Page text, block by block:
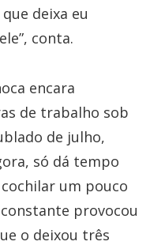
deixa eu
conta.
encara
de trabalho sob
de julho,
só dá tempo
um pouco
provocou
o deixou três